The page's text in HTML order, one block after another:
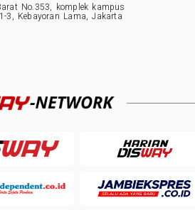
No.353, komplek kampus
3, Kebayoran Lama, Jakarta